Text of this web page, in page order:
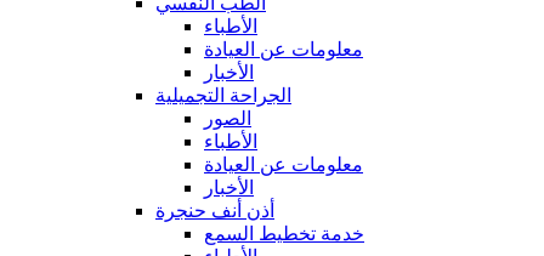
الأطباء
معلومات عن العيادة
الأخبار
الجراحة التجميلية
الصور
الأطباء
معلومات عن العيادة
الأخبار
أذن أنف حنجرة
خدمة تخطيط السمع